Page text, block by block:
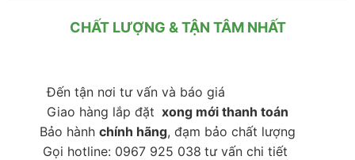
CHẤT LƯỢNG & TẬN TÂM NHẤT
Đến tận nơi tư vấn và báo giá
Giao hàng lắp đặt xong mới thanh toán
Bảo hành chính hãng, đạm bảo chất lượng
Gọi hotline: 0967 925 038 tư vấn chi tiết